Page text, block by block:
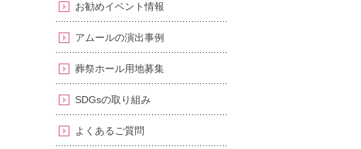
お勧めイベント情報
アムールの演出事例
葬祭ホール用地募集
SDGsの取り組み
よくあるご質問